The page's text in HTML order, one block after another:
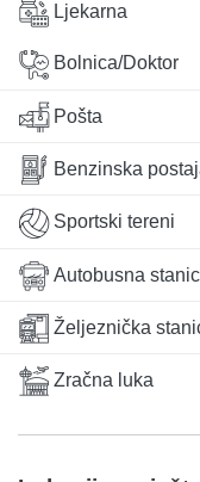
Ljekarna
Bolnica/Doktor
Pošta
Benzinska
Sportski tereni
Autobusna
Željeznička
Zračna luka